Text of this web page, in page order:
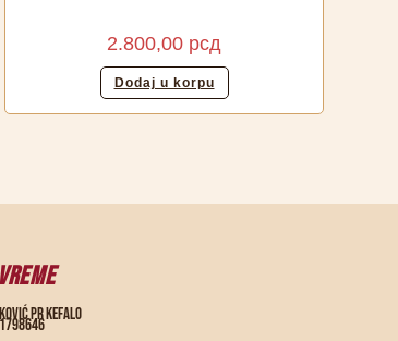
2.800,00 рсд
Dodaj u korpu
PR KEFALO